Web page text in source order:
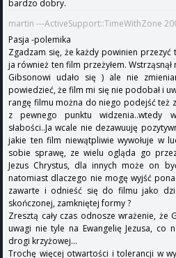
bardzo dobry.
martin ---ActiveSupport::TimeWithZone
Pasja -polemika
Zgadzam się, że każdy powinien przezyć
ja również ten film przeżyłem.
Gibsonowi udało się ) ale nie
powiedzieć, że film mi się nie podobał i
rangę filmu można do niego podejść też
z pewnego punktu widzenia..wtedy
słabości..Ja wcale nie dezawuuję
jakie ten film niewątpliwie wywołuje w
sobie sprawę, ze wielu ogląda go
Jezus Chrystus, dla innych może on
natomiast dlaczego nie mogę wyjść
zawarte i odnieść się do filmu jako
skończonej, zamkniętej formy ?
Zresztą cały czas odnosze wrażenie, że
uwagi nie tyle na Ewangelię Jezusa, co
drogi krzyżowej...
Trochę więcej otwartości i tolerancji w